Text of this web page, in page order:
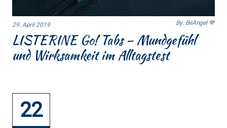
29. April 2019 By: BeAngel 💙
LISTERINE Go! Tabs – Mundgefühl
und Wirksamkeit im Alltagstest
22